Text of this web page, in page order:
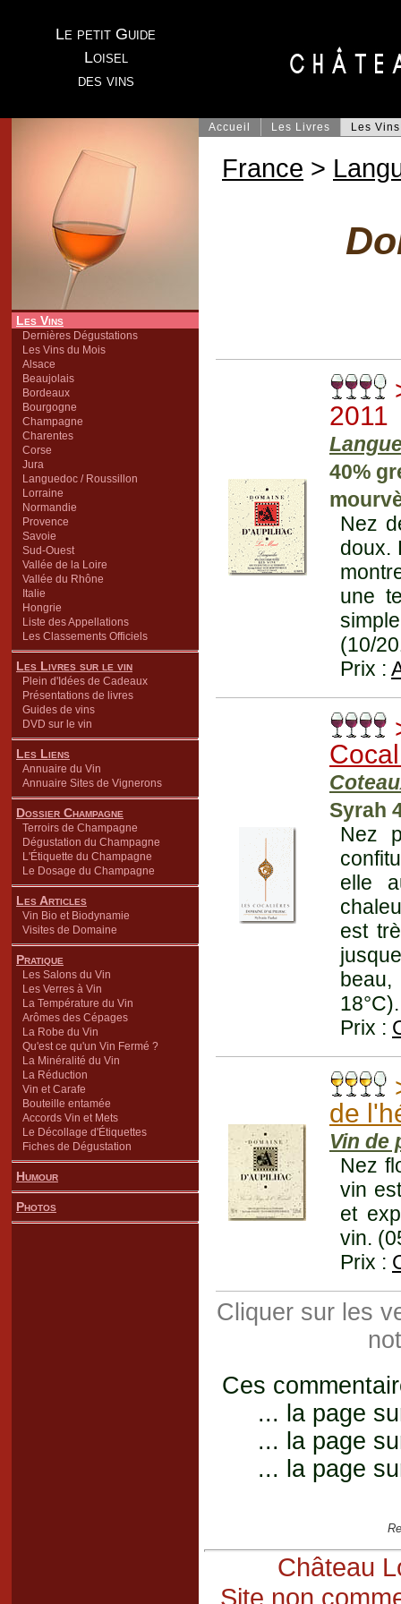
Le petit Guide
Loisel
des vins
Les Vins
Dernières Dégustations
Les Vins du Mois
Alsace
Beaujolais
Bordeaux
Bourgogne
Champagne
Charentes
Corse
Jura
Languedoc / Roussillon
Lorraine
Normandie
Provence
Savoie
Sud-Ouest
Vallée de la Loire
Vallée du Rhône
Italie
Hongrie
Liste des Appellations
Les Classements Officiels
Les Livres sur le vin
Plein d'Idées de Cadeaux
Présentations de livres
Guides de vins
DVD sur le vin
Les Liens
Annuaire du Vin
Annuaire Sites de Vignerons
Dossier Champagne
Terroirs de Champagne
Dégustation du Champagne
L'Étiquette du Champagne
Le Dosage du Champagne
Les Articles
Vin Bio et Biodynamie
Visites de Domaine
Pratique
Les Salons du Vin
Les Verres à Vin
La Température du Vin
Arômes des Cépages
La Robe du Vin
Qu'est ce qu'un Vin Fermé ?
La Minéralité du Vin
La Réduction
Vin et Carafe
Bouteille entamée
Accords Vin et Mets
Le Décollage d'Étiquettes
Fiches de Dégustation
Humour
Photos
Accueil Les Livres Les Vins
France >
2011
40%
Nez
doux.
une
(10/
Prix :
Syrah
Nez
elle
est
Prix :
de
Vin de
Nez
vin
et
vin.
Prix :
Cliquer sur les
Ces
... la page
... la page
... la page
Château
Site non